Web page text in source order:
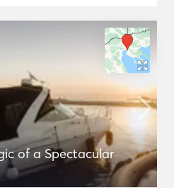
of a Spectacular